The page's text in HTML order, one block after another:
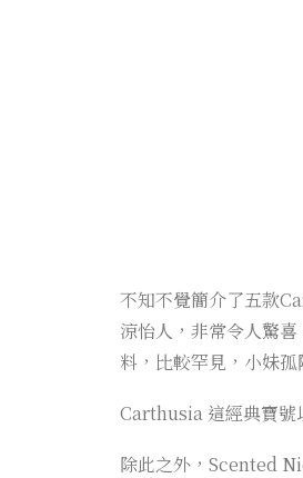
不知不覺簡介了五款
涼怡人，非常令人驚
料，比較罕見，小妹
Carthusia 這經典寶號
除此之外，Scented